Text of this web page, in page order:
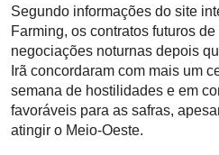
Segundo informações do site
Farming, os contratos futuros
negociações noturnas depois
Irã concordaram com mais um
semana de hostilidades e em
favoráveis para as safras,
atingir o Meio-Oeste.